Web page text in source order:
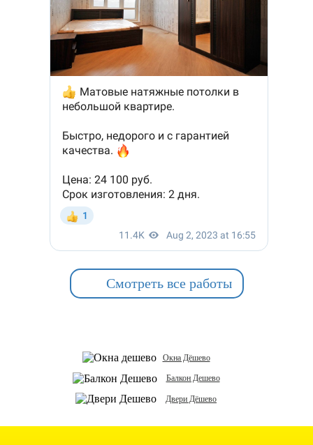
Смотреть все работы
Окна Дёшево
Балкон Дешево
Двери Дёшево